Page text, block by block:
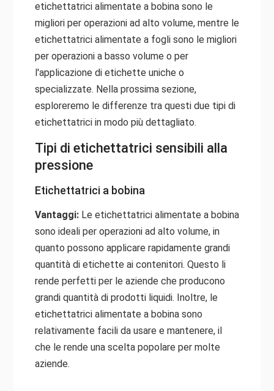
etichettatrici alimentate a bobina sono le
migliori per operazioni ad alto volume, mentre le
etichettatrici alimentate a fogli sono le migliori
per operazioni a basso volume o per
l'applicazione di etichette uniche o
specializzate. Nella prossima sezione,
esploreremo le differenze tra questi due tipi di
etichettatrici in modo più dettagliato.
Tipi di etichettatrici sensibili alla
pressione
Etichettatrici a bobina
Vantaggi:Le etichettatrici alimentate a bobina
sono ideali per operazioni ad alto volume, in
quanto possono applicare rapidamente grandi
quantità di etichette ai contenitori. Questo li
rende perfetti per le aziende che producono
grandi quantità di prodotti liquidi. Inoltre, le
etichettatrici alimentate a bobina sono
relativamente facili da usare e mantenere, il
che le rende una scelta popolare per molte
aziende.